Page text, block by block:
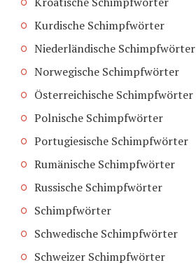
Kurdische Schimpfwörter
Niederländische Schimpfwörter
Norwegische Schimpfwörter
Österreichische Schimpfwörter
Polnische Schimpfwörter
Portugiesische Schimpfwörter
Rumänische Schimpfwörter
Russische Schimpfwörter
Schimpfwörter
Schwedische Schimpfwörter
Schweizer Schimpfwörter